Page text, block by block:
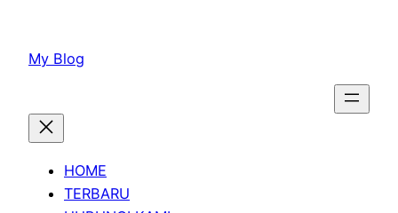
konten
My Blog
HOME
TERBARU